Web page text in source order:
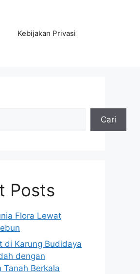
Kebijakan Privasi
Cari
Posts
Flora Lewat
di Karung Budidaya
dengan
Tanah Berkala